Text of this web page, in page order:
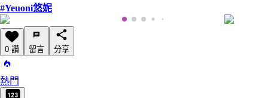
#Yeuoni悠妮
0 讚 留言 分享
熱門